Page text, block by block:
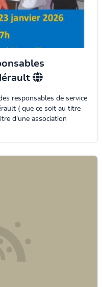
responsables de service
( que ce soit au titre
d'une association